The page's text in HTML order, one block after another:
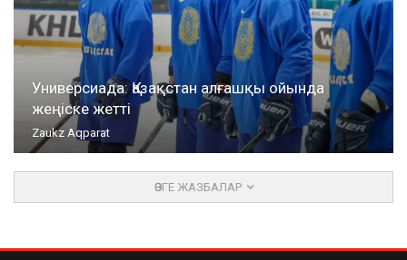
Универсиада: Қазақстан алғашқы ойында
жеңіске жетті
Zaukz Aqparat
ӨЗГЕ ЖАЗБАЛАР